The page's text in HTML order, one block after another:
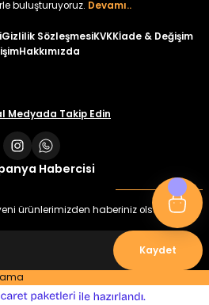
Koren Kız Çocuk ve Bebek Tayt
₺ 320
buluşturuyoruz. Devamı..
Gizlilik SözleşmesiKVKKİade & Değişim
Hakkımızda
Medyada Takip Edin
Habercisi
ürünlerimizden haberiniz olsun
Kaydet
e-